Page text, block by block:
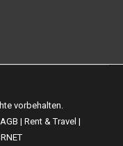
vorbehalten.
AGB | Rent & Travel |